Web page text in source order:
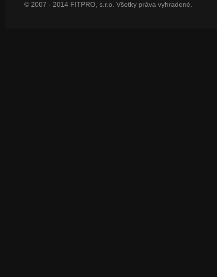
© 2007 - 2014 FITPRO, s.r.o. Všetky práva vyhradené.